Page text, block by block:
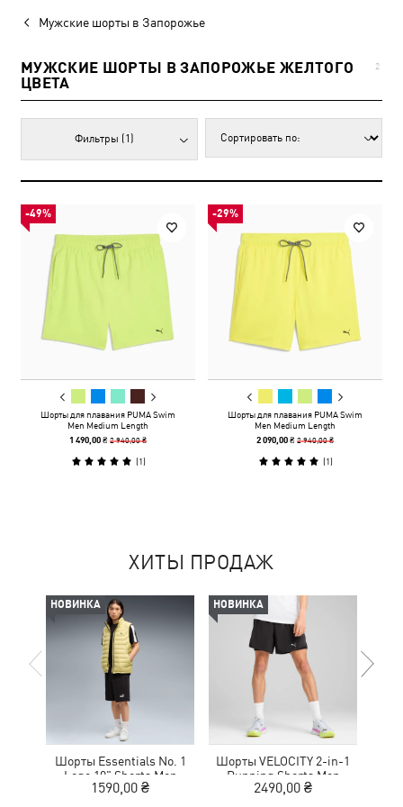
Мужские шорты в Запорожье
МУЖСКИЕ ШОРТЫ В ЗАПОРОЖЬЕ ЖЕЛТОГО
ЦВЕТА
2
Фильтры (1)
-49%
Шорты для плавания PUMA Swim
Men Medium Length
1 490,00 ₴2 940,00 ₴
(1)
-29%
Шорты для плавания PUMA Swim
Men Medium Length
2 090,00 ₴2 940,00 ₴
(1)
ХИТЫ ПРОДАЖ
НОВИНКА
Шорты Essentials No. 1
Logo 10" Shorts Men
1590,00 ₴
НОВИНКА
Шорты VELOCITY 2-in-1
Running Shorts Men
2490,00 ₴